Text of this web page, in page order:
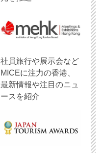
社員旅行や展示会など
MICEに注力の香港、
最新情報や注目のニュ
ースを紹介